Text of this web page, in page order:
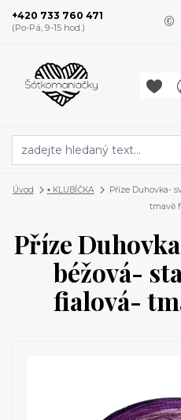
+420 733 760 471
(Po-Pá, 9-15 hod.)
Úvod ▪️ KLUBÍČKA
Příze Duhovka-
tmavě
Příze
béžová-
fialová-